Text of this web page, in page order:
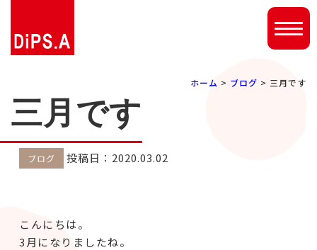
ホーム > ブログ > 三月です
三月です
ブログ 投稿日：2020.03.02
こんにちは。
3月になりましたね。